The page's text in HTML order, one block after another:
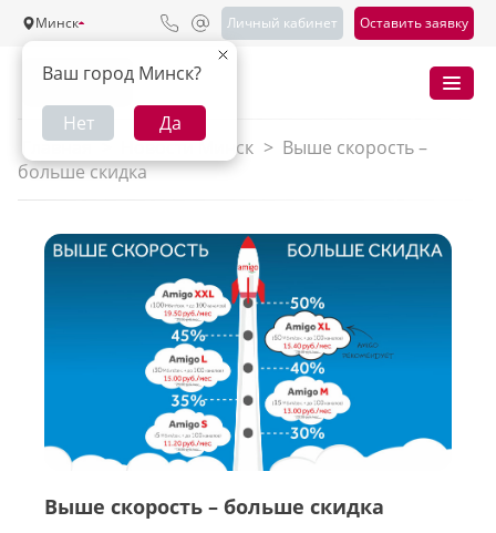
Минск
Ваш город Минск?
Нет Да
Личный кабинет Оставить заявку
Главная > Новости Минск > Выше скорость –
больше скидка
Выше скорость – больше скидка